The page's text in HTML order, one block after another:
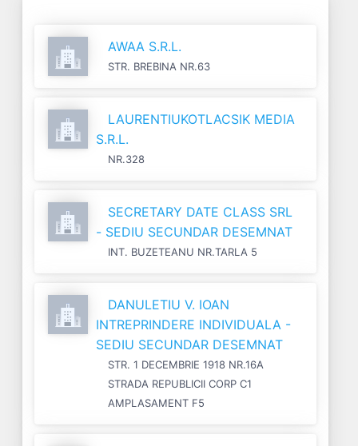
AWAA S.R.L.
STR. BREBINA NR.63
LAURENTIUKOTLACSIK MEDIA
S.R.L.
NR.328
SECRETARY DATE CLASS SRL
- SEDIU SECUNDAR DESEMNAT
INT. BUZETEANU NR.TARLA 5
DANULETIU V. IOAN
INTREPRINDERE INDIVIDUALA -
SEDIU SECUNDAR DESEMNAT
STR. 1 DECEMBRIE 1918 NR.16A
STRADA REPUBLICII CORP C1
AMPLASAMENT F5